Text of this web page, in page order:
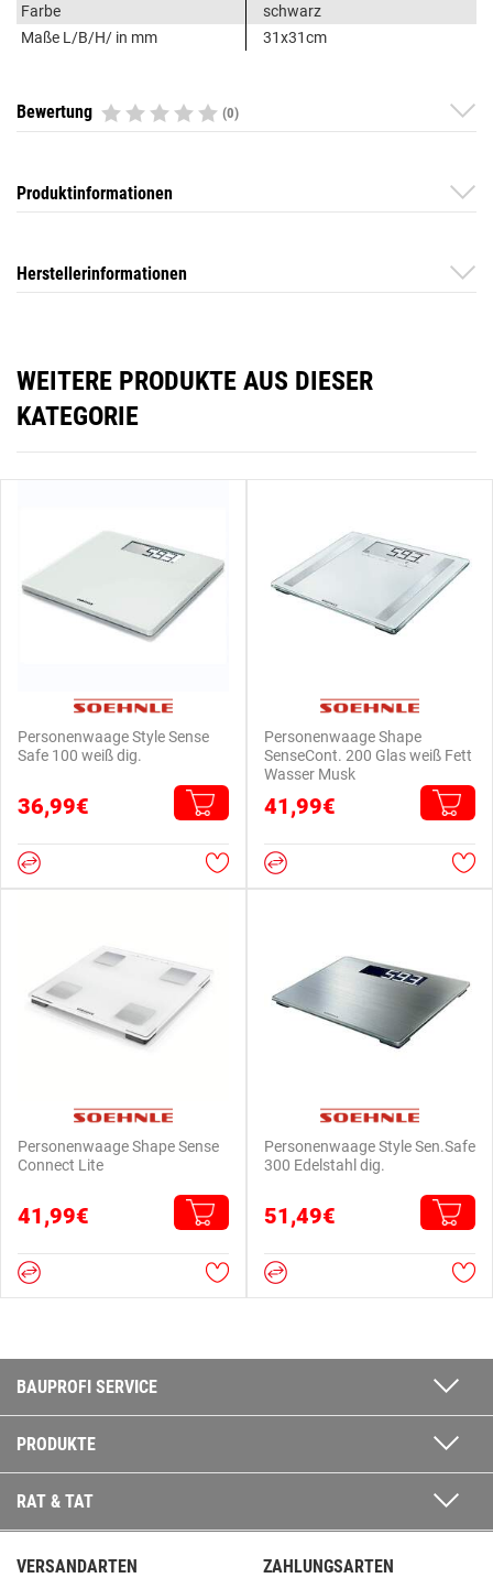
Farbe
schwarz
Maße L/B/H/ in mm
31x31cm
Bewertung (0)
Produktinformationen
Herstellerinformationen
WEITERE PRODUKTE AUS DIESER
KATEGORIE
Personenwaage Style Sense
Safe 100 weiß dig.
36,99€
Personenwaage Shape
SenseCont. 200 Glas weiß Fett
Wasser Musk
41,99€
Personenwaage Shape Sense
Connect Lite
41,99€
Personenwaage Style Sen.Safe
300 Edelstahl dig.
51,49€
BAUPROFI SERVICE
PRODUKTE
RAT & TAT
VERSANDARTEN ZAHLUNGSARTEN